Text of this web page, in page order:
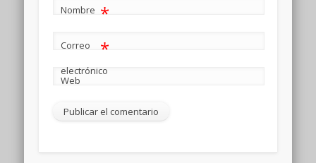
Nombre *
Correo
electrónico
*
Web